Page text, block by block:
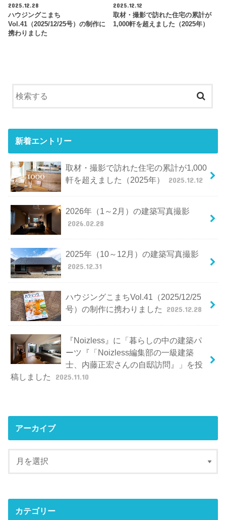
2025.12.28
ハウジングこまち
Vol.41（2025/12/25号）の制作に
携わりました
2025.12.12
取材・撮影で訪れた住宅の累計が
1,000軒を超えました（2025年）
新着エントリー
取材・撮影で訪れた住宅の累計が1,000
軒を超えました（2025年）
2025.12.12
2026年（1～2月）の建築写真撮影
2026.02.28
2025年（10～12月）の建築写真撮影
2025.12.31
ハウジングこまちVol.41（2025/12/25
号）の制作に携わりました
2025.12.28
『Noizless』に「暮らしの中の建築パ
ーツ『「Noizless編集部の一級建築
士、内藤正宏さんの自邸訪問』」を投
稿しました
2025.11.10
アーカイブ
カテゴリー